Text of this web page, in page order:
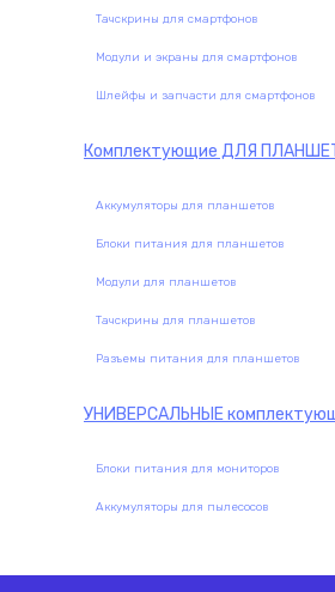
Тачскрины для смартфонов
Модули и экраны для смартфонов
Шлейфы и запчасти для смартфонов
Комплектующие ДЛЯ
Аккумуляторы для планшетов
Блоки питания для планшетов
Модули для планшетов
Тачскрины для планшетов
Разъемы питания для планшетов
УНИВЕРСАЛЬНЫЕ
Блоки питания для мониторов
Аккумуляторы для пылесосов